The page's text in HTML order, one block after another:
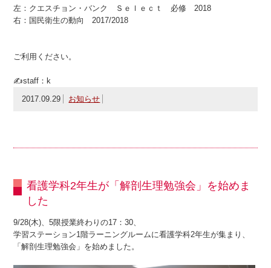
左：クエスチョン・バンク Ｓｅｌｅｃｔ 必修 2018
右：国民衛生の動向 2017/2018
ご利用ください。
✍staff：k
2017.09.29
お知らせ
看護学科2年生が「解剖生理勉強会」を始めま
した
9/28(木)、5限授業終わりの17：30、
学習ステーション1階ラーニングルームに看護学科2年生が集まり、
「解剖生理勉強会」を始めました。